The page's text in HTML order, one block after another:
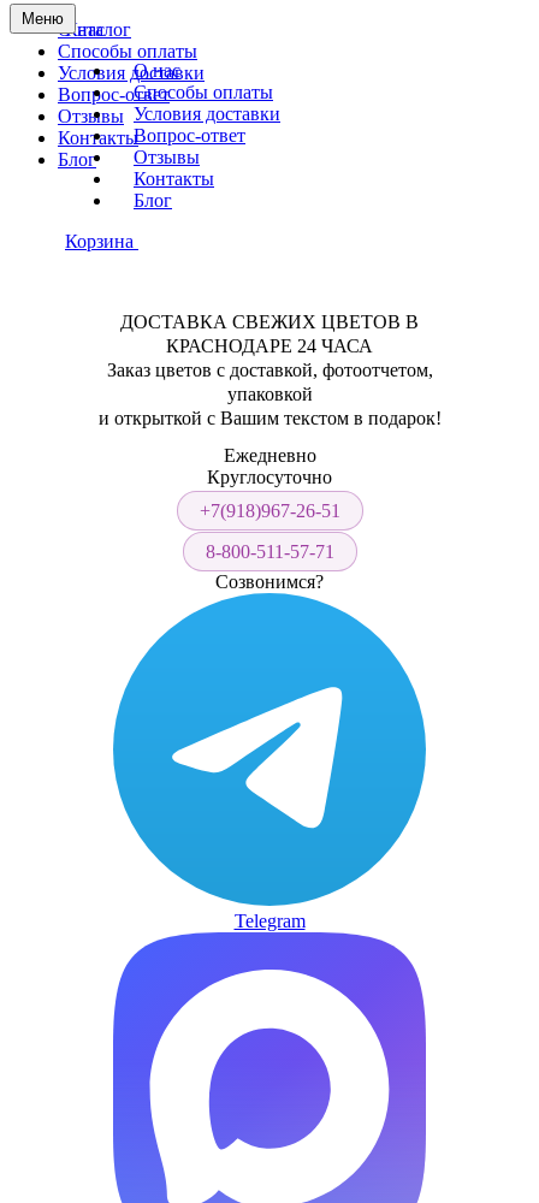
Меню
О нас
Способы оплаты
Условия доставки
Вопрос-ответ
Отзывы
Контакты
Блог
Каталог
О нас
Способы оплаты
Условия доставки
Вопрос-ответ
Отзывы
Контакты
Блог
Корзина
ДОСТАВКА СВЕЖИХ ЦВЕТОВ В
КРАСНОДАРЕ 24 ЧАСА
Заказ цветов с доставкой, фотоотчетом,
упаковкой
и открыткой с Вашим текстом в подарок!
Ежедневно
Круглосуточно
+7(918)967-26-51
8-800-511-57-71
Созвонимся?
Telegram